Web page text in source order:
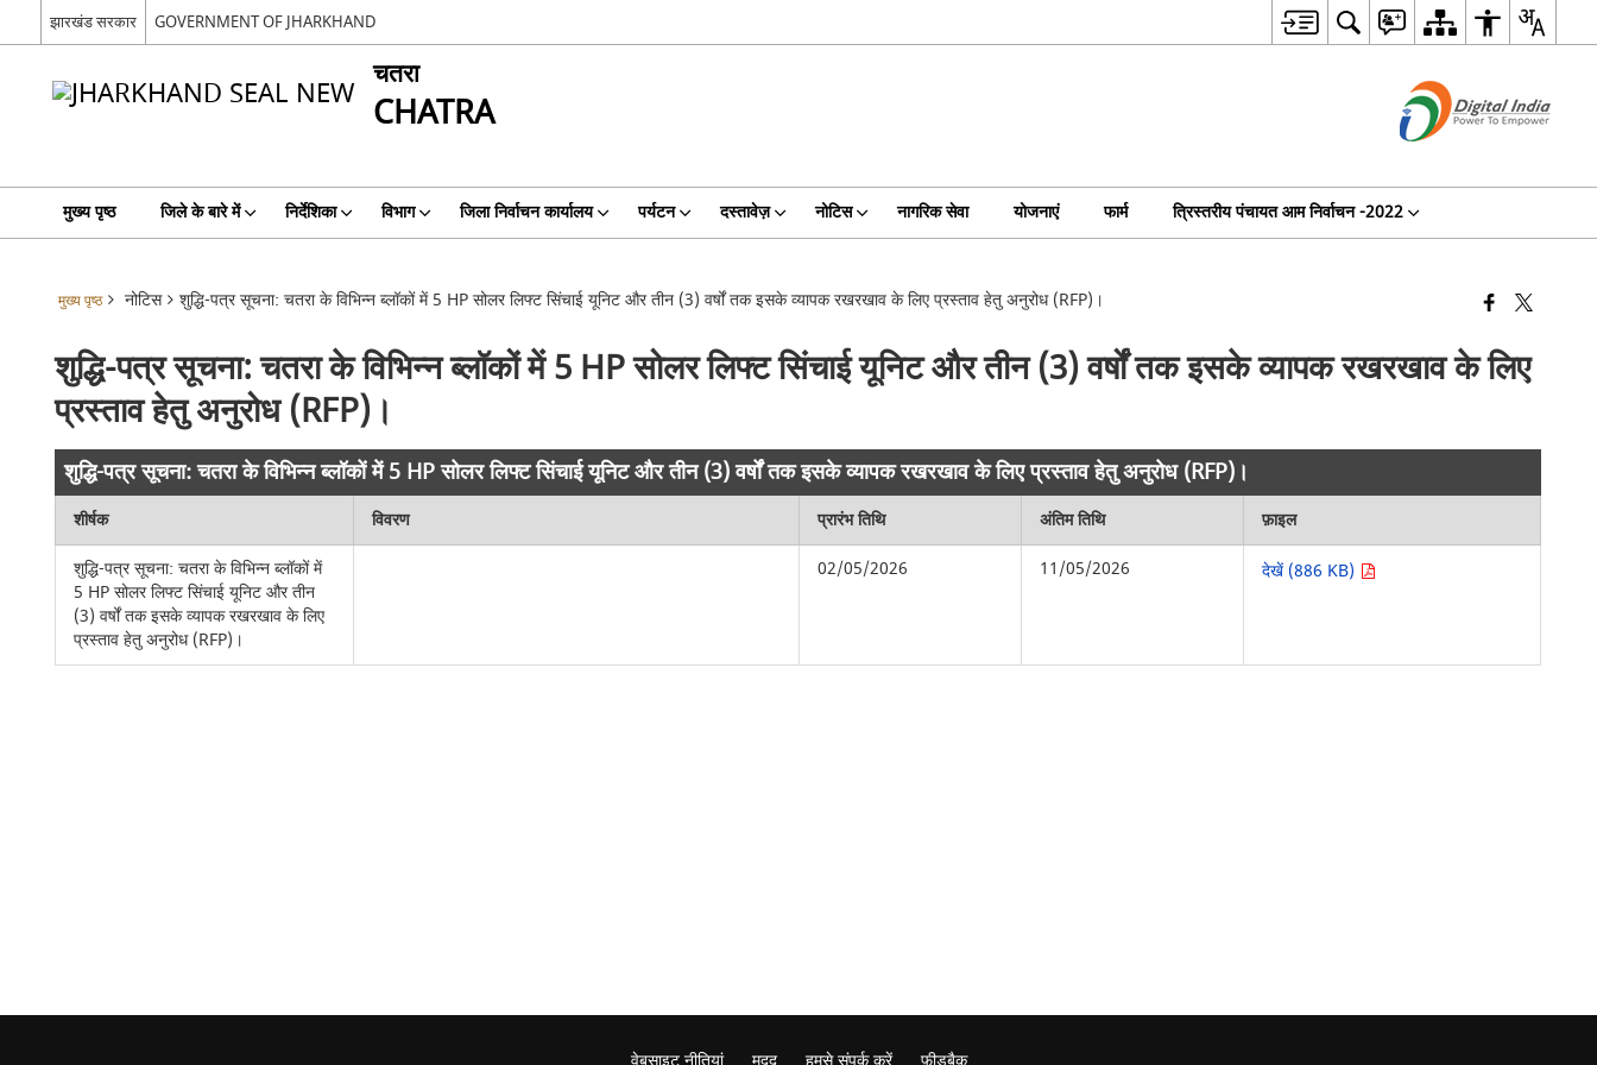
झारखंड सरकार GOVERNMENT OF JHARKHAND
चतरा
CHATRA
मुख्य पृष्ठ जिले के बारे में निर्देशिका विभाग जिला निर्वाचन कार्यालय पर्यटन दस्तावेज़ नोटिस नागरिक सेवा योजनाएं फार्म त्रिस्तरीय पंचायत आम निर्वाचन -2022
मुख्य पृष्ठ नोटिस शुद्धि-पत्र सूचना: चतरा के विभिन्न ब्लॉकों में 5 HP सोलर लिफ्ट सिंचाई यूनिट और तीन (3) वर्षों तक इसके व्यापक रखरखाव के लिए प्रस्ताव हेतु अनुरोध (RFP)।
शुद्धि-पत्र सूचना: चतरा के विभिन्न ब्लॉकों में 5 HP सोलर लिफ्ट सिंचाई यूनिट और तीन (3) वर्षों तक इसके व्यापक रखरखाव के लिए
प्रस्ताव हेतु अनुरोध (RFP)।
शुद्धि-पत्र सूचना: चतरा के विभिन्न ब्लॉकों में 5 HP सोलर लिफ्ट सिंचाई यूनिट और तीन (3) वर्षों तक इसके व्यापक रखरखाव के लिए प्रस्ताव हेतु अनुरोध (RFP)।
शीर्षक विवरण प्रारंभ तिथि अंतिम तिथि
फ़ाइल
शुद्धि-पत्र सूचना: चतरा के विभिन्न ब्लॉकों में
5 HP सोलर लिफ्ट सिंचाई यूनिट और तीन
(3) वर्षों तक इसके व्यापक रखरखाव के लिए
प्रस्ताव हेतु अनुरोध (RFP)।
02/05/2026 11/05/2026 देखें (886 KB)